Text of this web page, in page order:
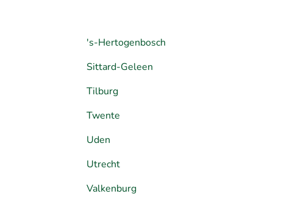
's-Hertogenbosch
Sittard-Geleen
Tilburg
Twente
Uden
Utrecht
Valkenburg